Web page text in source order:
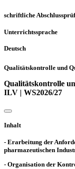
schriftliche
Unterrichtssprache
Deutsch
Qualitätskontrolle und
Qualitätskontrolle
ILV | WS2026/27
Inhalt
- Erarbeitung der
pharmazeutischen
- Organisation der